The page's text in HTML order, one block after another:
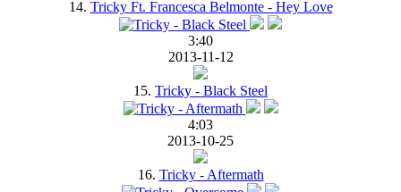
14. Tricky Ft. Francesca Belmonte - Hey Love
3:40
2013-11-12
15. Tricky - Black Steel
4:03
2013-10-25
16. Tricky - Aftermath